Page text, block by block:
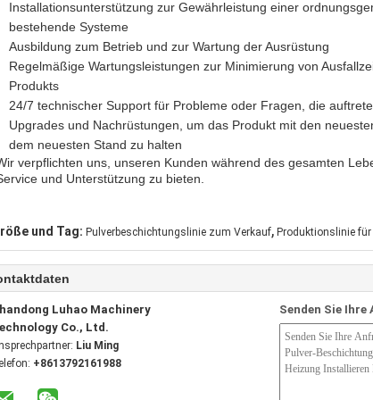
Installationsunterstützung zur Gewährleistung einer
bestehende Systeme
Ausbildung zum Betrieb und zur Wartung der Ausrüstung
Regelmäßige Wartungsleistungen zur Minimierung von
Produkts
24/7 technischer Support für Probleme oder Fragen, die
Upgrades und Nachrüstungen, um das Produkt mit den
dem neuesten Stand zu halten
verpflichten uns, unseren Kunden während des gesamten
und Unterstützung zu bieten.
und Tag: Pulverbeschichtungslinie zum Verkauf, Produktionslinie
Luhao Machinery
Co., Ltd.
Liu Ming
+8613792161988
Senden Sie